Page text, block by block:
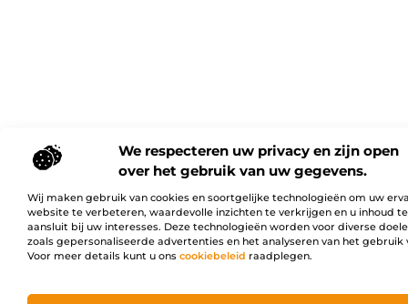
We respecteren uw privacy en zijn open
over het gebruik van uw gegevens.
Wij maken gebruik van cookies en soortgelijke technologieën om uw
website te verbeteren, waardevolle inzichten te verkrijgen en u inhoud
aansluit bij uw interesses. Deze technologieën worden voor diverse
zoals gepersonaliseerde advertenties en het analyseren van het gebruik
Voor meer details kunt u ons cookiebeleid raadplegen.